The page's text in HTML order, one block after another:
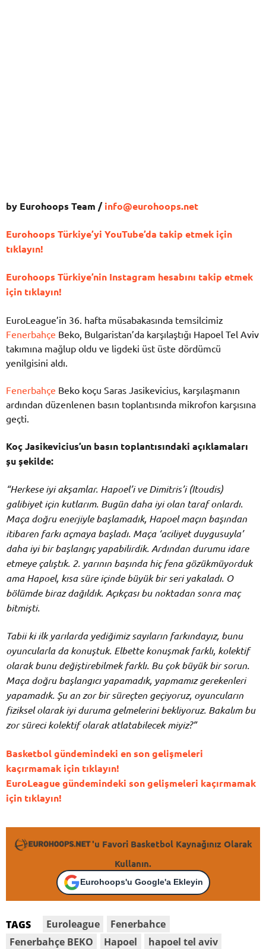
by Eurohoops Team /info@eurohoops.net
Eurohoops Türkiye’yi YouTube’da takip etmek için
tıklayın!
Eurohoops Türkiye’nin Instagram hesabını takip etmek
için tıklayın!
EuroLeague’in 36. hafta müsabakasında temsilcimiz
Fenerbahçe Beko, Bulgaristan’da karşılaştığı Hapoel Tel Aviv
takımına mağlup oldu ve ligdeki üst üste dördümcü
yenilgisini aldı.
Fenerbahçe Beko koçu Saras Jasikevicius, karşılaşmanın
ardından düzenlenen basın toplantısında mikrofon karşısına
geçti.
Koç Jasikevicius’un basın toplantısındaki açıklamaları
şu şekilde:
“Herkese iyi akşamlar. Hapoel’i ve Dimitris’i (Itoudis)
galibiyet için kutlarım. Bugün daha iyi olan taraf onlardı.
Maça doğru enerjiyle başlamadık, Hapoel maçın başından
itibaren farkı açmaya başladı. Maça ‘aciliyet duygusuyla’
daha iyi bir başlangıç yapabilirdik. Ardından durumu idare
etmeye çalıştık. 2. yarının başında hiç fena gözükmüyorduk
ama Hapoel, kısa süre içinde büyük bir seri yakaladı. O
bölümde biraz dağıldık. Açıkçası bu noktadan sonra maç
bitmişti.
Tabii ki ilk yarılarda yediğimiz sayıların farkındayız, bunu
oyuncularla da konuştuk. Elbette konuşmak farklı, kolektif
olarak bunu değiştirebilmek farklı. Bu çok büyük bir sorun.
Maça doğru başlangıcı yapamadık, yapmamız gerekenleri
yapamadık. Şu an zor bir süreçten geçiyoruz, oyuncuların
fiziksel olarak iyi duruma gelmelerini bekliyoruz. Bakalım bu
zor süreci kolektif olarak atlatabilecek miyiz?”
Basketbol gündemindeki en son gelişmeleri
kaçırmamak için tıklayın!
EuroLeague gündemindeki son gelişmeleri kaçırmamak
için tıklayın!
'u Favori Basketbol Kaynağınız Olarak
Kullanın.
Eurohoops'u Google'a Ekleyin
TAGS Euroleague
Fenerbahce
Fenerbahçe BEKO
Hapoel hapoel tel aviv